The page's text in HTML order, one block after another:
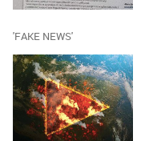
'FAKE NEWS'